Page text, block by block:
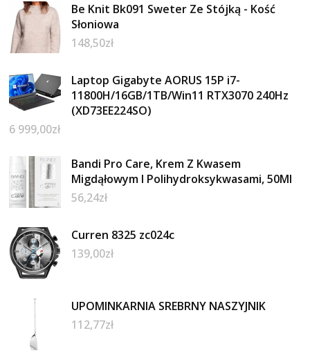
Be Knit Bk091 Sweter Ze Stójką - Kość
Słoniowa
148,50zł
Laptop Gigabyte AORUS 15P i7-
11800H/16GB/1TB/Win11 RTX3070 240Hz
(XD73EE224SO)
6 999,00zł
Bandi Pro Care, Krem Z Kwasem
Migdąłowym I Polihydroksykwasami, 50Ml
56,24zł
Curren 8325 zc024c
139,00zł
UPOMINKARNIA SREBRNY NASZYJNIK
112,77zł